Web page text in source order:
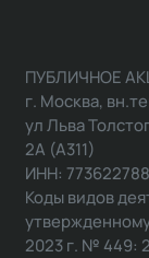
ПУБЛИЧНОЕ
г. Москва,
ул Льва
2А (А311)
ИНН:
Коды видов
2023 г. № 449: